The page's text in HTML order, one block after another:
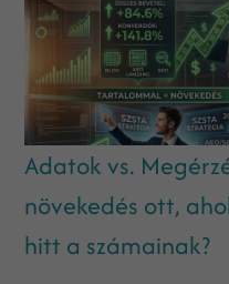
Adatok vs.
növekedés ott,
hitt a számainak?